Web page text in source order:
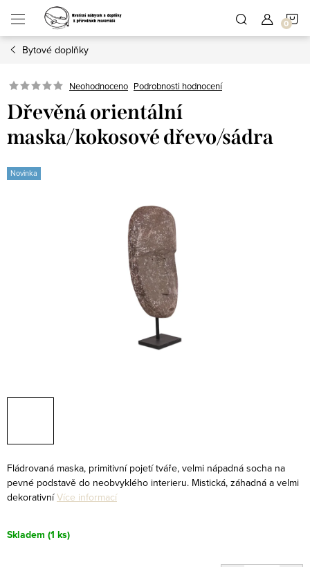
obsah
Bytové doplňky
Neohodnoceno Podrobnosti hodnocení
Dřevěná orientální
maska/kokosové dřevo/sádra
Novinka
Fládrovaná maska, primitivní pojetí tváře, velmi nápadná socha na
pevné podstavě do neobvyklého interieru. Mistická, záhadná a velmi
dekorativníVíce informací
Skladem (1 ks)